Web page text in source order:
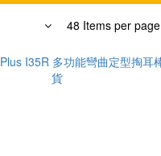
48 Items per page